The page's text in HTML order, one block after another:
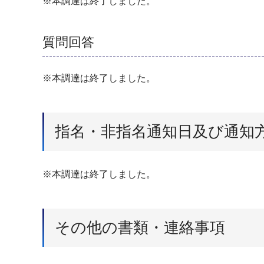
質問回答
※本調達は終了しました。
指名・非指名通知日及び通知
※本調達は終了しました。
その他の書類・連絡事項